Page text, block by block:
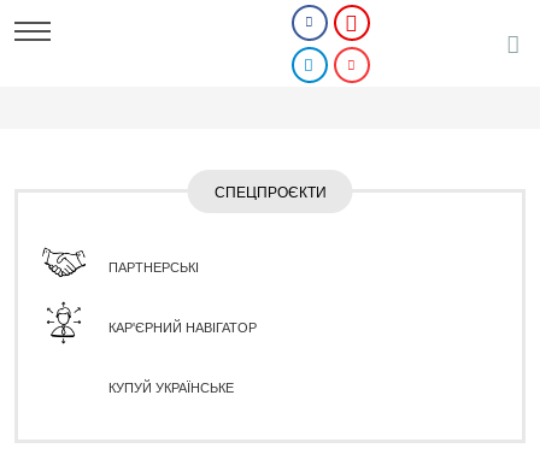
СПЕЦПРОЄКТИ
ПАРТНЕРСЬКІ
КАР'ЄРНИЙ НАВІГАТОР
КУПУЙ УКРАЇНСЬКЕ